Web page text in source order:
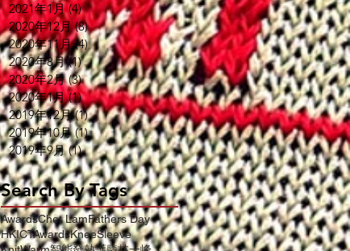
2021年1月 (4)4 篇文章
2020年12月 (8)8 篇文章
2020年11月 (4)4 篇文章
2020年8月 (1)1 篇文章
2020年2月 (3)3 篇文章
2020年1月 (1)1 篇文章
2019年12月 (1)1 篇文章
2019年10月 (1)1 篇文章
2019年9月 (1)1 篇文章
Search By Tags
AwardsChet LamFathers Day
HKICTAwardsKneeSleeve